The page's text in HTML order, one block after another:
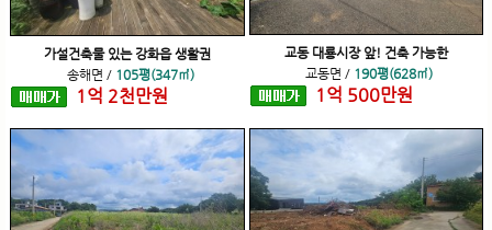
가설건축물 있는 강화읍 생활권
송해면 / 105평(347㎡)
1 억 2천만원
교동 대룡시장 앞! 건축 가능한
교동면 / 190평(628㎡)
1 억 500만원